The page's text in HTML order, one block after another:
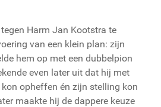
Harm Jan Kootstra te
van een klein plan: zijn
hem op met een dubbelpion
even later uit dat hij met
opheffen én zijn stelling kon
maakte hij de dappere keuze